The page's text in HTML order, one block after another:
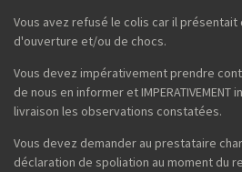
Vous avez refusé le colis car il
d'ouverture et/ou de chocs.
Vous devez impérativement prendre
de nous en informer et
livraison les observations constatées.
Vous devez demander au prestataire
déclaration de spoliation au moment du